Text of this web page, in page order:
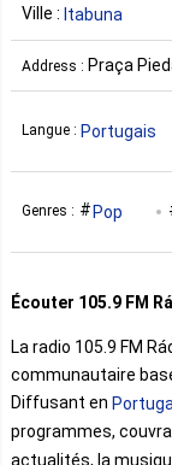
Ville : Itabuna
Address : Praça
Langue : Portugais
Genres : Pop
Écouter 105.9 FM
La radio 105.9 FM
communautaire
Diffusant en
programmes,
actualités, la